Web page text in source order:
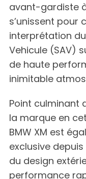
avant-gardiste à
s’unissent pour
interprétation
Vehicule (SAV)
de haute
inimitable
Point culminant
la marque en
BMW XM est
exclusive depuis
du design
performance